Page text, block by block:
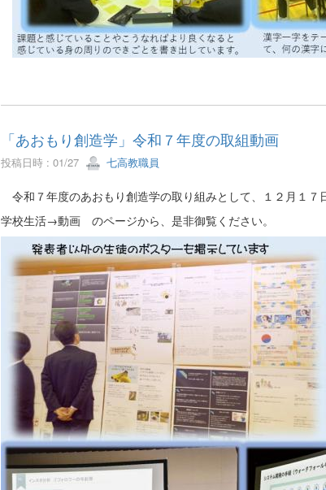
「あおもり創造学」令和７年度の取組動画
投稿日時 : 01/27 七高教職員
令和７年度のあおもり創造学の取り組みとして、１２月１７
学校生活→動画 のページから、是非御覧ください。